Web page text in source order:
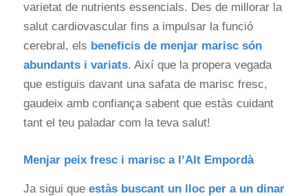
varietat de nutrients essencials. Des de millorar la
salut cardiovascular fins a impulsar la funció
cerebral, els beneficis de menjar marisc són
abundants i variats. Així que la propera vegada
que estiguis davant una safata de marisc fresc,
gaudeix amb confiança sabent que estàs cuidant
tant el teu paladar com la teva salut!
Menjar peix fresc i marisc a l’Alt Empordà
Ja sigui que estàs buscant un lloc per a un dinar